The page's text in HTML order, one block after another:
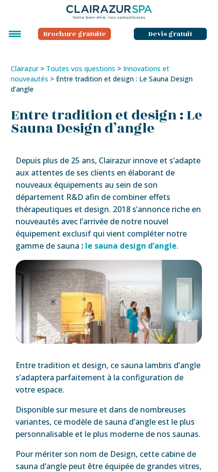
Brochure gratuite Devis gratuit
Clairazur> Toutes vos questions > Innovations et
nouveautés > Entre tradition et design : Le Sauna Design
d’angle
Entre tradition et design : Le
Sauna Design d’angle
Depuis plus de 25 ans, Clairazur innove et s’adapte
aux attentes de ses clients en élaborant de
nouveaux équipements au sein de son
département R&D afin de combiner effets
thérapeutiques et design. 2018 s’annonce riche en
nouveautés avec l’arrivée de notre nouvel
équipement exclusif qui vient compléter notre
gamme de sauna : le sauna design d’angle.
Entre tradition et design, ce sauna lambris d’angle
s’adaptera parfaitement à la configuration de
votre espace.
Disponible sur mesure et dans de nombreuses
variantes, ce modèle de sauna d’angle est le plus
personnalisable et le plus moderne de nos saunas.
Pour mériter son nom de Design, cette cabine de
sauna d’angle peut être équipée de grandes vitres,